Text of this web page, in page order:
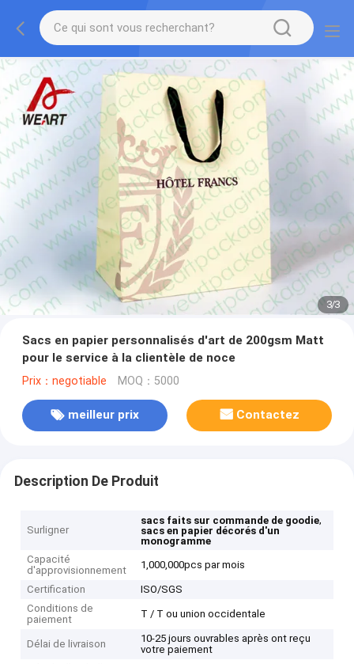
1/3
Sacs en papier personnalisés d'art de 200gsm Matt
pour le service à la clientèle de noce
Prix：negotiable MOQ：5000
meilleur prix Contactez
Description De Produit
Surligner
sacs faits sur commande de goodie,
sacs en papier décorés d'un
monogramme
Capacité
d'approvisionnement
1,000,000pcs par mois
Certification
ISO/SGS
Conditions de
paiement
T / T ou union occidentale
Délai de livraison
10-25 jours ouvrables après ont reçu
votre paiement